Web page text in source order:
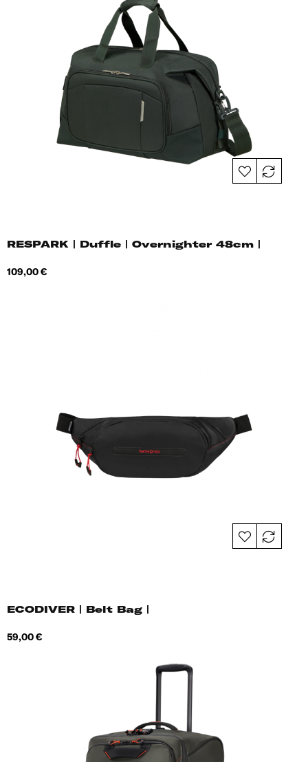
RESPARK | Duffle | Overnighter 48cm |
Hind
109,00 €
ECODIVER | Belt Bag |
Hind
59,00 €